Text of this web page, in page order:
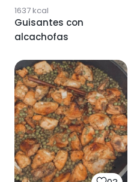
1637kcal
Guisantes con
alcachofas